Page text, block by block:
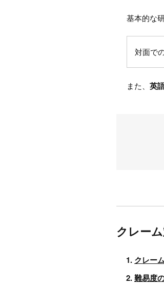
基本的な
対面で
また、 英
クレー
クレー
難易度